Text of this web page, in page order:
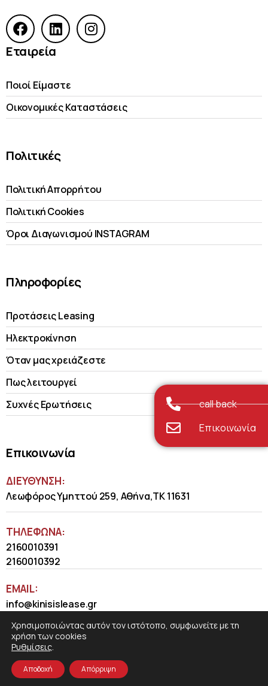
Εταιρεία
Ποιοί Είμαστε
Οικονομικές Kαταστάσεις
Πολιτικές
Πολιτική Απορρήτου
Πολιτική Cookies
Όροι Διαγωνισμού INSTAGRAM
Πληροφορίες
Προτάσεις Leasing
Ηλεκτροκίνηση
Όταν μας χρειάζεστε
Πως λειτουργεί
Συχνές Ερωτήσεις
Επικοινωνία
ΔΙΕΥΘΥΝΣΗ:
Λεωφόρος Υμηττού 259, Αθήνα,ΤΚ 11631
ΤΗΛΈΦΩΝΑ:
2160010391
2160010392
EMAIL:
info@kinisislease.gr
COSMOTE NewSite4U© 2026
call back
Επικοινωνία
Χρησιμοποιώντας αυτόν τον ιστότοπο, συμφωνείτε με τη
χρήση των cookies
Ρυθμίσεις.
Αποδοχή Απόρριψη